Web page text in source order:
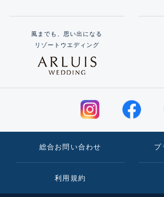
風までも、思い出になる
リゾートウエディング
総合お問い合わせ プ
利用規約